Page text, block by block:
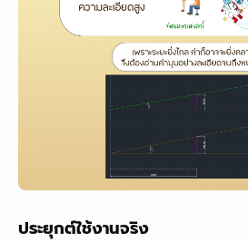
ประยุกต์ใช้งานจริง